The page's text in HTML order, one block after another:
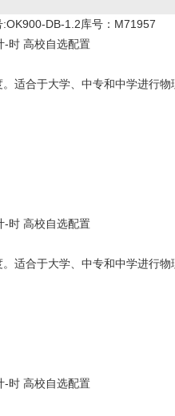
:OK900-DB-1.2库号：M71957
-时 高校自选配置
适合于大学、中专和中学进行物
-时 高校自选配置
适合于大学、中专和中学进行物
-时 高校自选配置